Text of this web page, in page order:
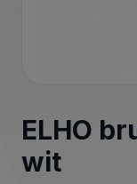
ELHO
wit